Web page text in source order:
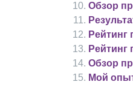
Обзор
Рейтинг
Рейтинг
Обзор
Мой